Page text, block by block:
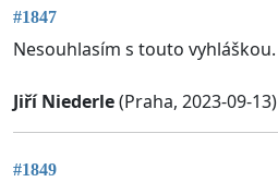
#1847
Nesouhlasím s touto vyhláškou.
Jiří Niederle(Praha, 2023-09-13)
#1849